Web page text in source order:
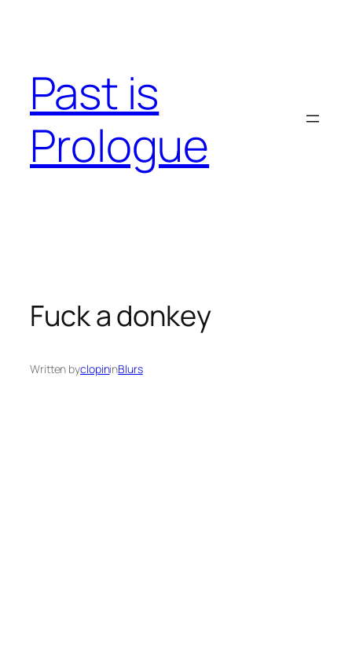
Past is
Prologue
Fuck a donkey
Written byclopininBlurs